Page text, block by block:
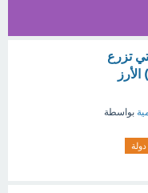
تزرع
(1 نقطة) ‏الأرز
بواسطة
دولة